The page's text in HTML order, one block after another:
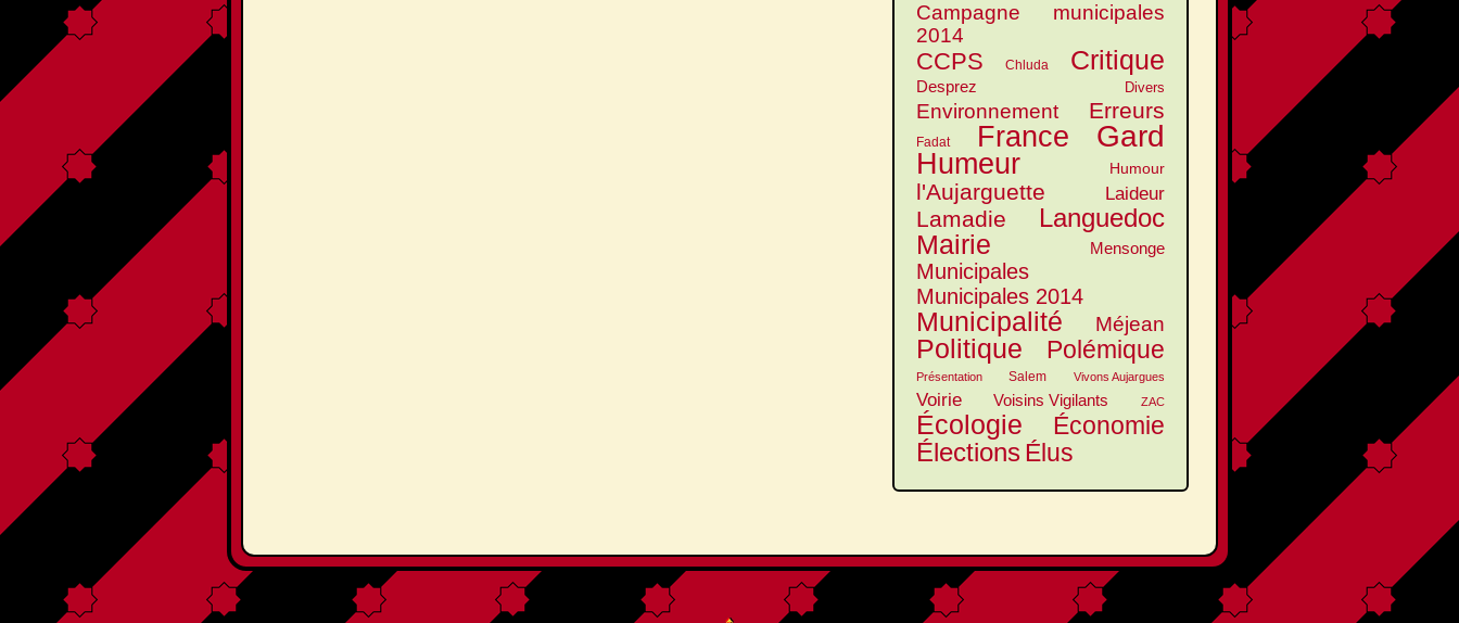
Campagne municipales
2014
CCPS Chluda Critique
Desprez Divers
Environnement Erreurs
Fadat France Gard
Humeur Humour
l'Aujarguette Laideur
Lamadie Languedoc
Mairie Mensonge
Municipales
Municipales 2014
Municipalité Méjean
Politique Polémique
Présentation Salem Vivons Aujargues
Voirie Voisins Vigilants ZAC
Écologie Économie
Élections Élus